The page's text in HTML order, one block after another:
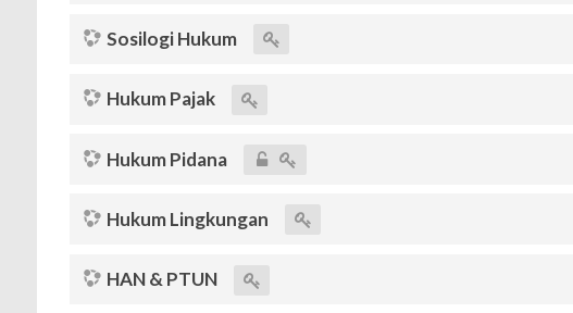
Sosilogi Hukum
Hukum Pajak
Hukum Pidana
Hukum Lingkungan
HAN & PTUN